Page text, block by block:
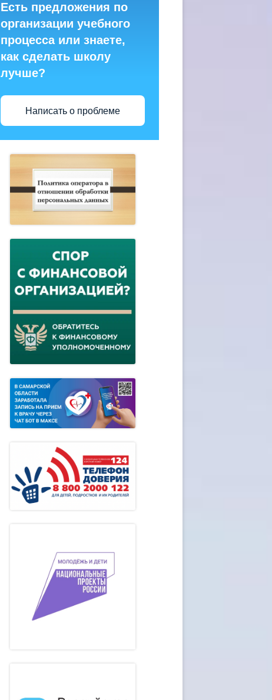
Есть предложения по
организации учебного
процесса или знаете,
как сделать школу
лучше?
Написать о проблеме